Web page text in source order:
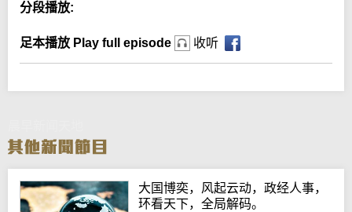
分段播放:
足本播放 Play full episode 收听
大国博奕，风起云动，政经人事，
环看天下，全局解码。